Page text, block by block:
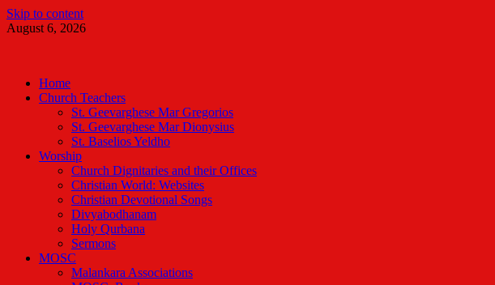
Skip to content
August 6, 2026
Home
Church Teachers
St. Geevarghese Mar Gregorios
St. Geevarghese Mar Dionysius
St. Baselios Yeldho
Worship
Church Dignitaries and their Offices
Christian World: Websites
Christian Devotional Songs
Divyabodhanam
Holy Qurbana
Sermons
MOSC
Malankara Associations